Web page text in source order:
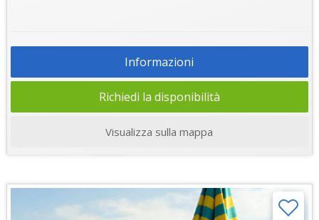
Informazioni
Richiedi la disponibilità
Visualizza sulla mappa